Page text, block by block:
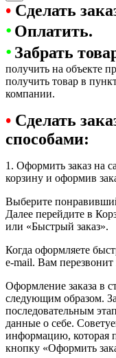
• Сделать
• Оплатить.
• Забрать
получить на объекте
получить товар в
компании.
• Сделать
способами:
1. Оформить заказ на
корзину и оформив
Выберите
Далее перейдите в
или «Быстрый заказ».
Когда оформляете
e-mail. Вам перезвонит
Оформление заказа в
следующим образом.
последовательным
данные о себе.
информацию, которая
кнопку «Оформить